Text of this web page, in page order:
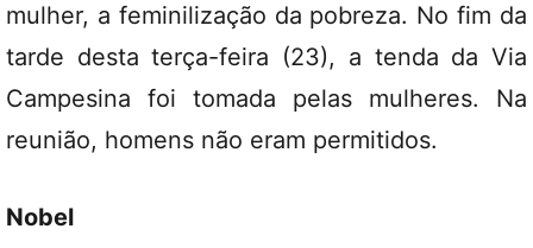
mulher, a feminilização da pobreza. No fim da
tarde desta terça-feira (23), a tenda da Via
Campesina foi tomada pelas mulheres. Na
reunião, homens não eram permitidos.
Nobel